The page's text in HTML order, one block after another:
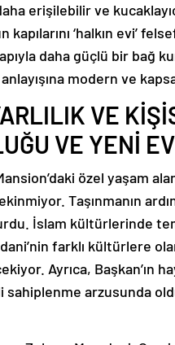
erişilebilir ve
‘halkın evi’
daha güçlü bir bağ
modern ve
VE
VE YENİ
özel yaşam
Taşınmanın
İslam kültürlerinde
farklı kültürlere
Ayrıca, Başkan’ın
sahiplenme arzusunda